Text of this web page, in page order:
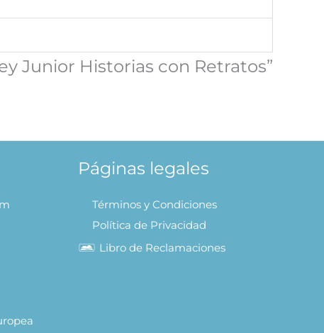
Junior Historias con Retratos”
Páginas legales
Términos y Condiciones
Política de Privacidad
Libro de Reclamaciones